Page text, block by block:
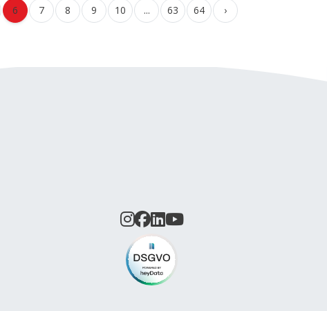
6 7 8 9 10 ... 63 64 ›